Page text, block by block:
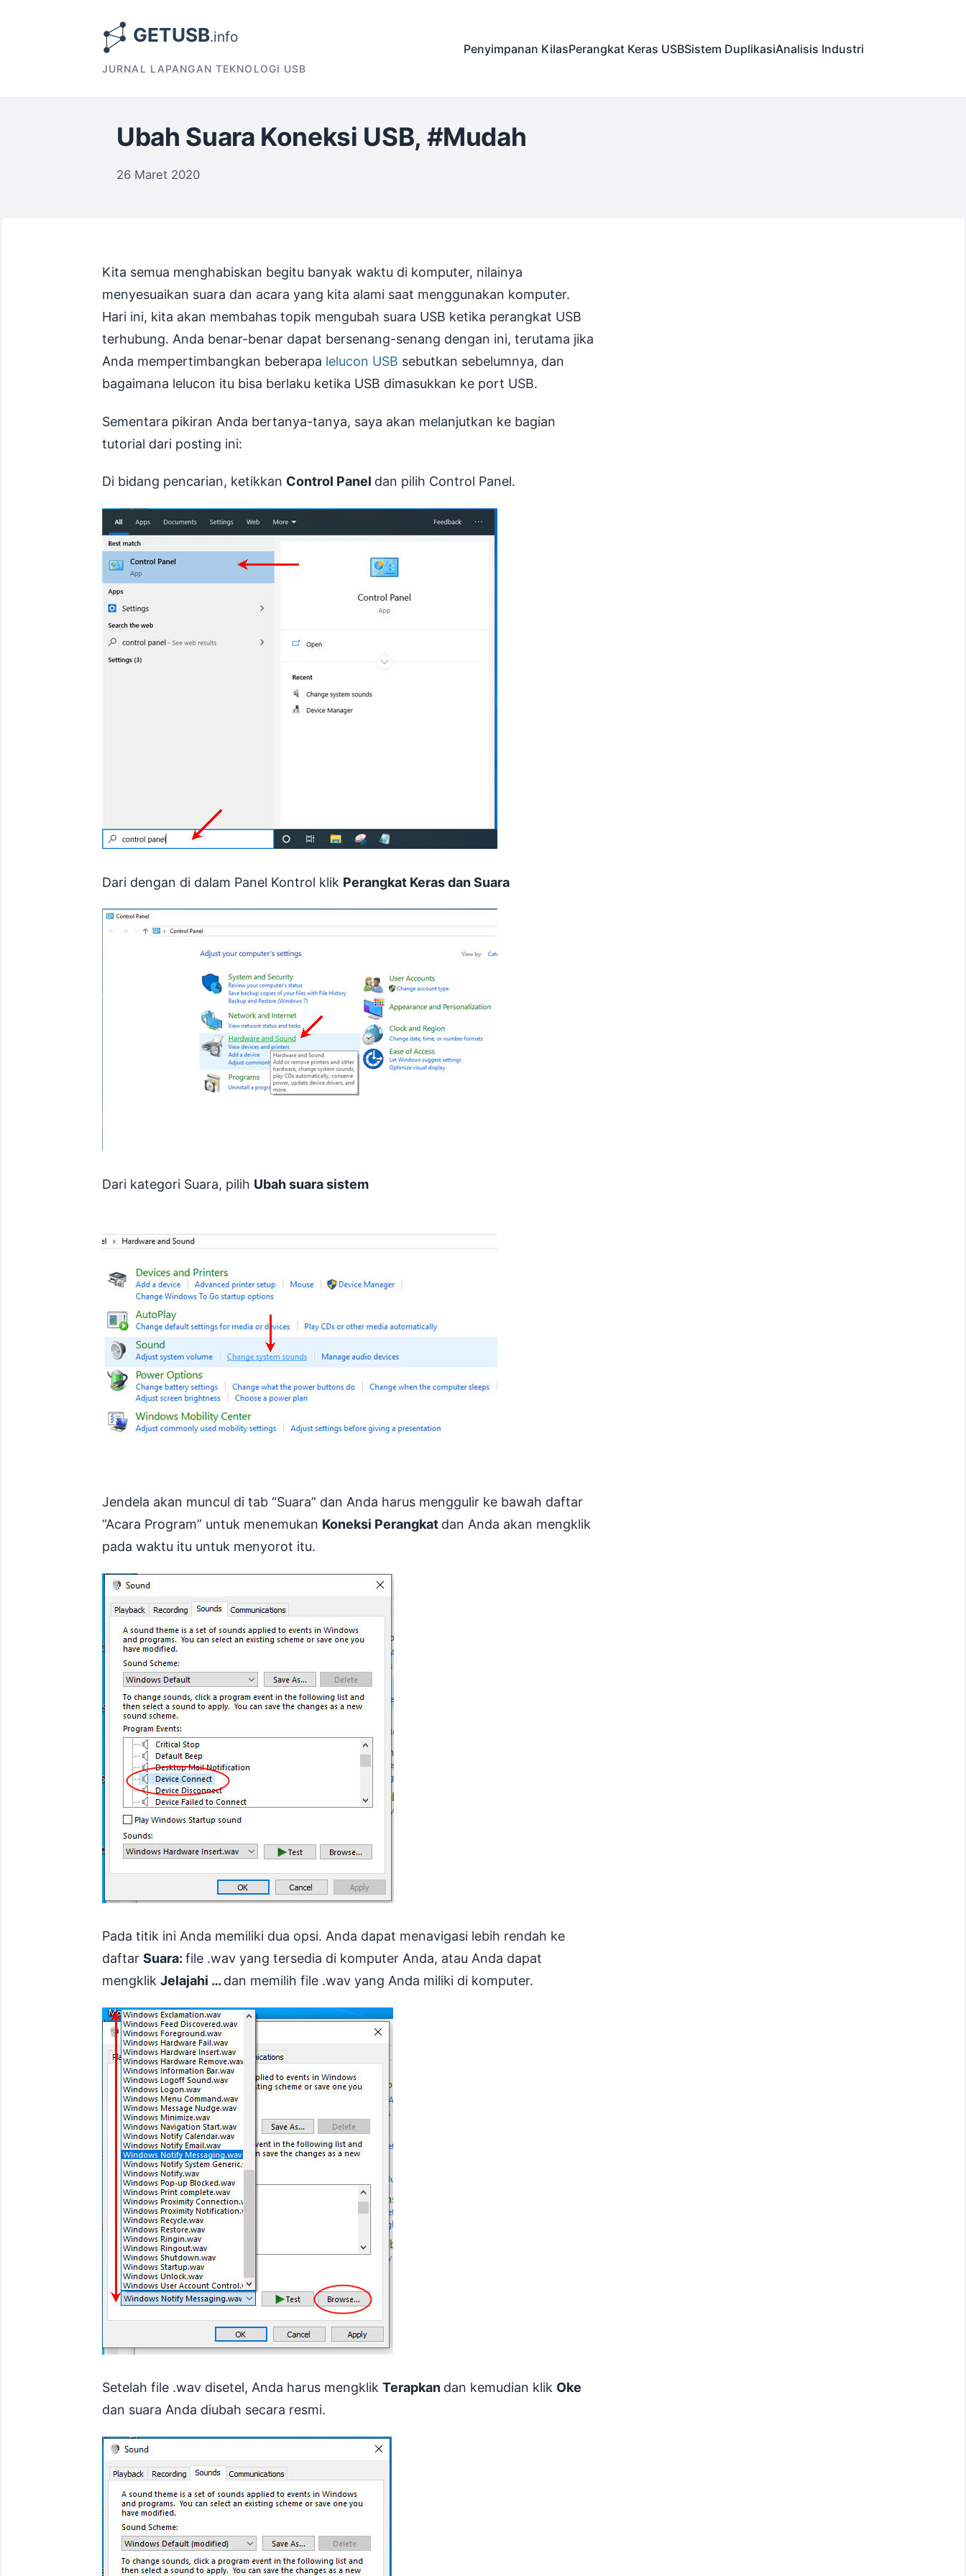
JURNAL LAPANGAN TEKNOLOGI USB
Penyimpanan KilasPerangkat Keras USBSistem DuplikasiAnalisis Industri
Ubah Suara Koneksi USB, #Mudah
26 Maret 2020
Kita semua menghabiskan begitu banyak waktu di komputer, nilainya
menyesuaikan suara dan acara yang kita alami saat menggunakan komputer.
Hari ini, kita akan membahas topik mengubah suara USB ketika perangkat USB
terhubung. Anda benar-benar dapat bersenang-senang dengan ini, terutama jika
Anda mempertimbangkan beberapa lelucon USB sebutkan sebelumnya, dan
bagaimana lelucon itu bisa berlaku ketika USB dimasukkan ke port USB.
Sementara pikiran Anda bertanya-tanya, saya akan melanjutkan ke bagian
tutorial dari posting ini:
Di bidang pencarian, ketikkan Control Panel dan pilih Control Panel.
Dari dengan di dalam Panel Kontrol klik Perangkat Keras dan Suara
Dari kategori Suara, pilih Ubah suara sistem
Jendela akan muncul di tab “Suara” dan Anda harus menggulir ke bawah daftar
“Acara Program” untuk menemukan Koneksi Perangkat dan Anda akan mengklik
pada waktu itu untuk menyorot itu.
Pada titik ini Anda memiliki dua opsi. Anda dapat menavigasi lebih rendah ke
daftar Suara: file .wav yang tersedia di komputer Anda, atau Anda dapat
mengklik Jelajahi …dan memilih file .wav yang Anda miliki di komputer.
Setelah file .wav disetel, Anda harus mengklik Terapkan dan kemudian klik Oke
dan suara Anda diubah secara resmi.